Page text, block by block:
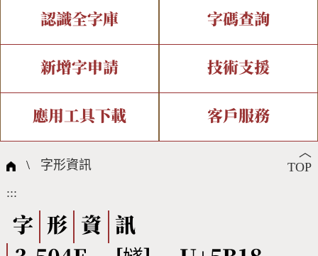
認識全字庫
全字庫介紹 全字庫現況
中文碼介紹 專有名詞介紹
國際字碼相關組織
字碼查詢
IDS查詢 部件查詢
複合查詢 注音查詢
筆畫查詢
筆順序查詢
新增字申請
新字申請處理流程
技術支援
字形即時顯示 造字解決方案
全字庫授權 轉碼Web Service
應用工具下載
個人電腦造字處理工具
字形下載
客戶服務
問題集
熱門查詢統計
︿
TOP
\ 字形資訊
:::
字 形 資
訊